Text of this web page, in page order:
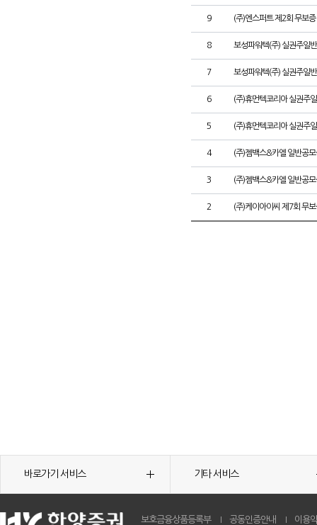
9 (주)엔스퍼트 제2회 무보
8 보성파워텍(주) 실권주일
7 보성파워텍(주) 실권주일
6 (주)휴먼텍코리아 실권주
5 (주)휴먼텍코리아 실권주
4 (주)젬백스&카엘 일반공
3 (주)젬백스&카엘 일반공
2 (주)케이아이씨 제7회 무
바로가기 서비스 기타 서비스
보호금융상품등록부 공동인증안내 이용